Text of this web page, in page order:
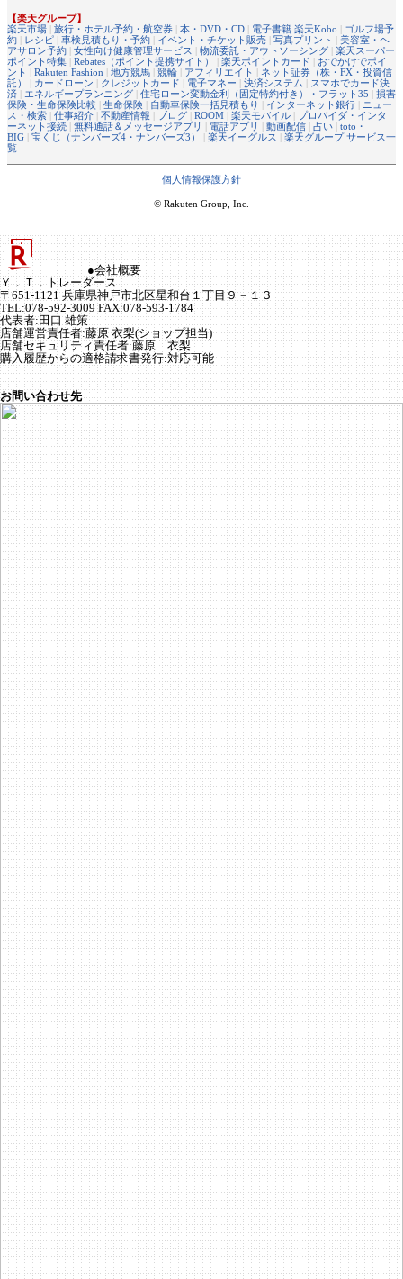
【楽天グループ】
楽天市場 | 旅行・ホテル予約・航空券 | 本・DVD・CD | 電子書籍 楽天Kobo | ゴルフ場予
約 | レシピ | 車検見積もり・予約 | イベント・チケット販売 | 写真プリント | 美容室・ヘ
アサロン予約 | 女性向け健康管理サービス | 物流委託・アウトソーシング | 楽天スーパー
ポイント特集 | Rebates（ポイント提携サイト） | 楽天ポイントカード | おでかけでポイ
ント | Rakuten Fashion | 地方競馬 | 競輪 | アフィリエイト | ネット証券（株・FX・投資信
託）
| カードローン | クレジットカード | 電子マネー | 決済システム | スマホでカード決
済 | エネルギープランニング | 住宅ローン変動金利（固定特約付き）・フラット35 | 損害
保険・生命保険比較 | 生命保険 | 自動車保険一括見積もり | インターネット銀行 | ニュー
ス・検索 | 仕事紹介 | 不動産情報 | ブログ | ROOM | 楽天モバイル | プロバイダ・インタ
ーネット接続 | 無料通話＆メッセージアプリ | 電話アプリ | 動画配信 | 占い | toto・
BIG | 宝くじ（ナンバーズ4・ナンバーズ3） | 楽天イーグルス | 楽天グループ サービス一
覧
個人情報保護方針
© Rakuten Group, Inc.
●会社概要
Ｙ．Ｔ．トレーダース
〒651-1121 兵庫県神戸市北区星和台１丁目９－１３
TEL:078-592-3009 FAX:078-593-1784
代表者:田口 雄策
店舗運営責任者:藤原 衣梨(ショップ担当)
店舗セキュリティ責任者:藤原 衣梨
購入履歴からの適格請求書発行:対応可能
お問い合わせ先